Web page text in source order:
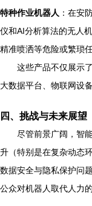
特种作业机器人 ：在安
仪和AI分析算法的无人
精准喷洒等危险或繁琐任
这些产品不仅展示
大数据平台、物联网设
四、挑战与未来展望
尽管前景广阔，智
升（特别是在复杂动态
数据安全与隐私保护问
公众对机器人取代人力的